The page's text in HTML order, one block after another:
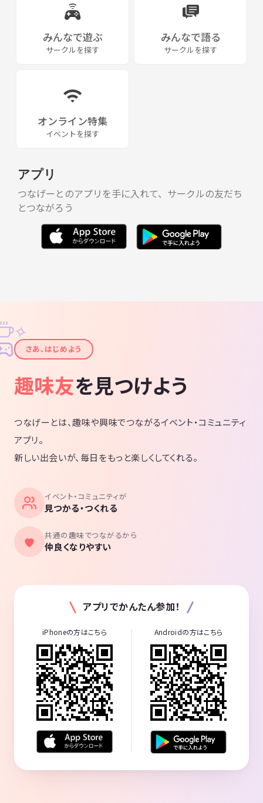
みんなで遊ぶ
サークルを探す
みんなで語る
サークルを探す
オンライン特集
イベントを探す
アプリ
つなげーとのアプリを手に入れて、サークルの友だち
とつながろう
✦
✧
さあ、はじめよう
趣味友を見つけよう
つなげーとは、趣味や興味でつながるイベント・コミュニティ
アプリ。
新しい出会いが、毎日をもっと楽しくしてくれる。
イベント・コミュニティが
見つかる・つくれる
共通の趣味でつながるから
仲良くなりやすい
アプリでかんたん参加！
iPhoneの方はこちら Androidの方はこちら